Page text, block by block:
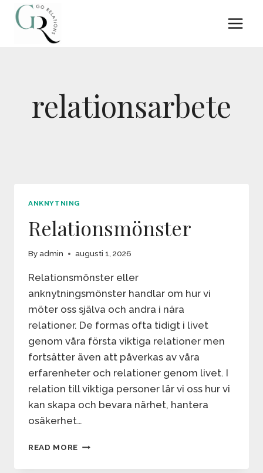
Skip
relationsarbete
ANKNYTNING
Relationsmönster
By admin augusti 1, 2026
Relationsmönster eller
anknytningsmönster handlar om hur vi
möter oss själva och andra i nära
relationer. De formas ofta tidigt i livet
genom våra första viktiga relationer men
fortsätter även att påverkas av våra
erfarenheter och relationer genom livet. I
relation till viktiga personer lär vi oss hur vi
kan skapa och bevara närhet, hantera
osäkerhet…
READ MORE RELATIONSMÖNSTER